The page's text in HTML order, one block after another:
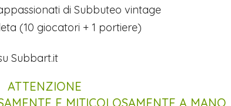
di Subbuteo vintage
(10 giocatori + 1 portiere)
Subbart.it
ATTENZIONE
E MITICOLOSAMENTE A MANO